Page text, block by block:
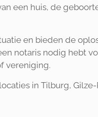
een huis, de
en bieden de
notaris nodig hebt
vereniging.
in Tilburg,